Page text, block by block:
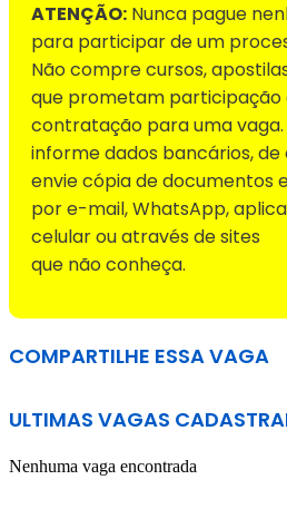
ATENÇÃO: Nunca pague
para participar de um
Não compre cursos,
que prometam participação
contratação para uma vaga.
informe dados bancários,
envie cópia de documentos
por e-mail, WhatsApp,
celular ou através de sites
que não conheça.
COMPARTILHE ESSA VAGA
ULTIMAS VAGAS
Nenhuma vaga encontrada